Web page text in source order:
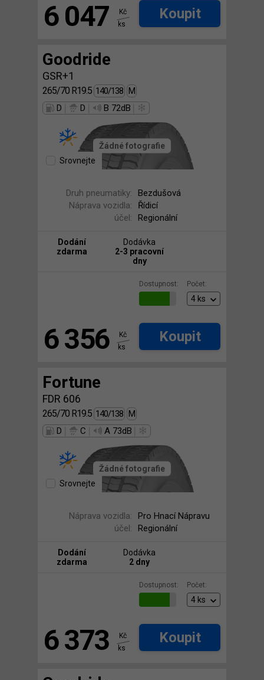
6 047
Kč
ks
Koupit
Goodride
GSR+1
265/70 R19.5 140/138 M
D
D B 72dB
Žádné fotografie
Srovnejte
Druh pneumatiky:
Bezdušová
Náprava vozidla:
Řídicí
účel:
Regionální
Dodání
zdarma
Dodávka
2-3 pracovní
dny
Dostupnost: Počet:
6 356
Kč
ks
Koupit
Fortune
FDR 606
265/70 R19.5 140/138 M
D
C A 73dB
Žádné fotografie
Srovnejte
Náprava vozidla:
Pro Hnací Nápravu
účel:
Regionální
Dodání
zdarma
Dodávka
2 dny
Dostupnost: Počet:
6 373
Kč
ks
Koupit